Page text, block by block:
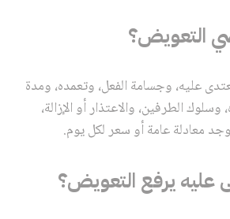
التعويض؟
عليه، وجسامة الفعل، وتعمده، ومدة
وسلوك الطرفين، والاعتذار أو الإزالة،
معادلة عامة أو سعر لكل يوم.
عليه يرفع التعويض؟